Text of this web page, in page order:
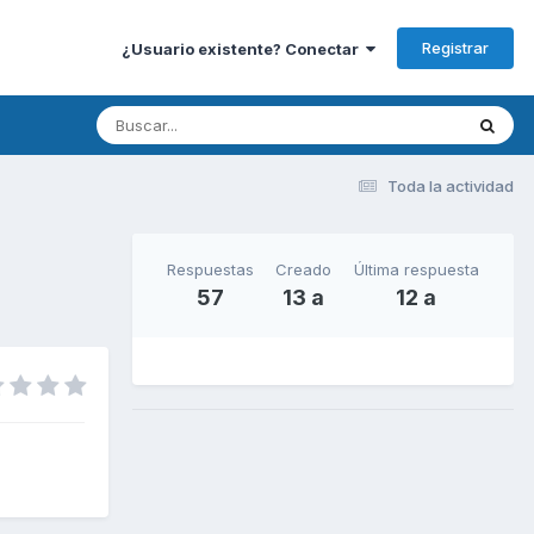
¿Usuario existente? Conectar Registrar
Toda la actividad
Respuestas
57
Creado
13 a
Última respuesta
12 a